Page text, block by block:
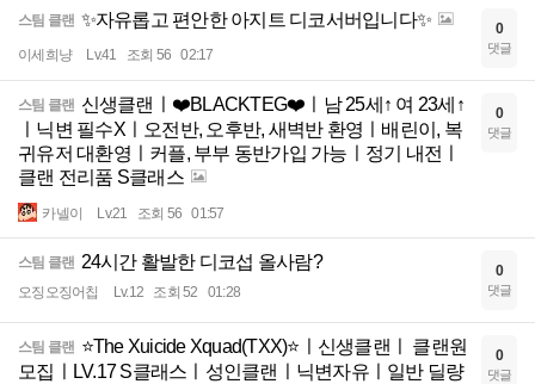
스팀 클랜 ✨자유롭고 편안한 아지트 디코서버입니다✨
이세희냥 Lv.41 조회 56 02:17
0
댓글
스팀 클랜 신생클랜ㅣ❤️BLACKTEG❤️ㅣ남 25세↑ 여 23세↑
ㅣ닉변 필수Xㅣ오전반, 오후반, 새벽반 환영ㅣ배린이, 복
귀유저 대환영ㅣ커플, 부부 동반가입 가능ㅣ정기 내전ㅣ
클랜 전리품 S클래스
카넬이 Lv.21 조회 56 01:57
0
댓글
스팀 클랜 24시간 활발한 디코섭 올사람?
오징오징어칩 Lv.12 조회 52 01:28
0
댓글
스팀 클랜 ⭐The Xuicide Xquad(TXX)⭐ㅣ신생클랜ㅣ 클랜원
모집ㅣLV.17 S클래스ㅣ성인클랜ㅣ닉변자유ㅣ일반 딜량
0
댓글